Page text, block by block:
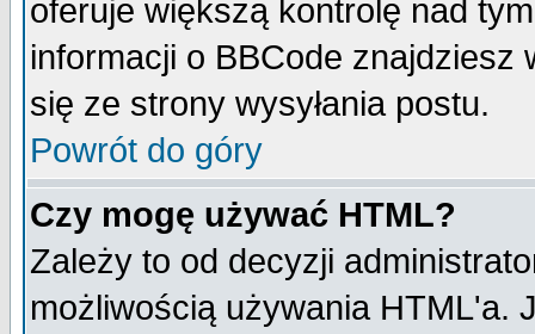
oferuje większą kontrolę nad
informacji o BBCode
się ze strony wysyłania postu.
Powrót do góry
Czy mogę używać HTML?
Zależy to od decyzji
możliwością używania HTML'a.